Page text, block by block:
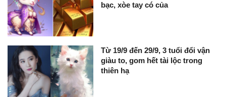
bạc, xòe tay có của
Từ 19/9 đến 29/9, 3 tuổi đổi vận
giàu to, gom hết tài lộc trong
thiên hạ